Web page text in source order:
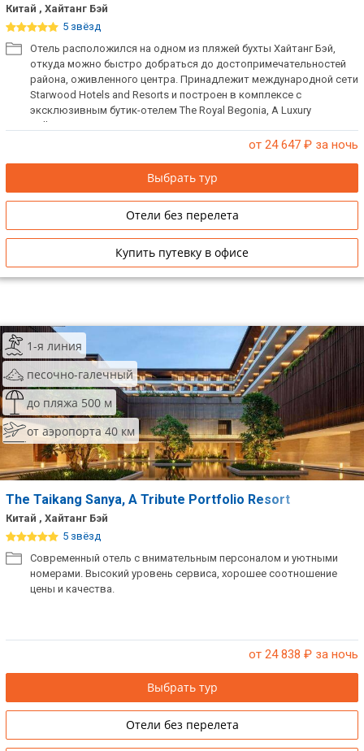
Китай , Хайтанг Бэй
5 звёзд
Отель расположился на одном из пляжей бухты Хайтанг Бэй,
откуда можно быстро добраться до достопримечательностей
района, оживленного центра. Принадлежит международной сети
Starwood Hotels and Resorts и построен в комплексе с
эксклюзивным бутик-отелем The Royal Begonia, A Luxury
Collection Resort.
от 24 647 ₽ за ночь
Выбрать тур
Отели без перелета
Купить путевку в офисе
1-я линия
песочно-галечный
до пляжа 500 м
от аэропорта 40 км
The Taikang Sanya, A Tribute Portfolio Resort
Китай , Хайтанг Бэй
5 звёзд
Современный отель с внимательным персоналом и уютными
номерами. Высокий уровень сервиса, хорошее соотношение
цены и качества.
от 24 838 ₽ за ночь
Выбрать тур
Отели без перелета
ТОП 10 лучших отелей 5*
ТОП 10 недорогих отелей
5*
Лучшие отели 4* звезды
Лучшие отели 3* звезды
Сетевые отели Турции
Сетевые отели ОАЭ
Сетевые отели Таиланда
Сетевые отели Шри Ланки
Сетевые отели Вьетнама
Сетевые отели Мальдив
Сетевые отели Бали
Сетевые отели Сейшел